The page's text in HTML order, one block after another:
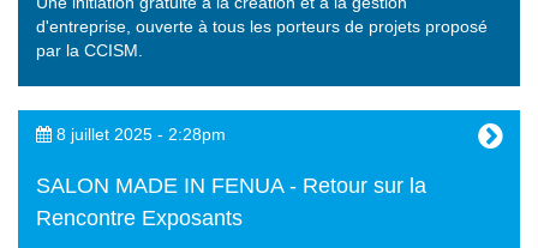
d'entreprise, ouverte à tous les porteurs de projets proposé
par la CCISM.
8 juillet 2025 - 2:28pm
SALON MADE IN FENUA - Retour sur la
Rencontre Exposants